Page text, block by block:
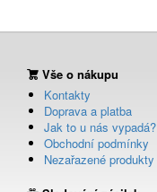
Vše o nákupu
Kontakty
Doprava a platba
Jak to u nás vypadá?
Obchodní podmínky
Nezařazené produkty